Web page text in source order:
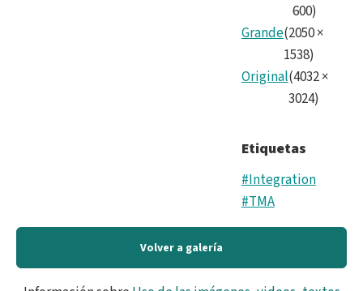
600)
Grande(2050×
1538)
Original(4032×
3024)
Etiquetas
#Integration
#TMA
Volver a galería